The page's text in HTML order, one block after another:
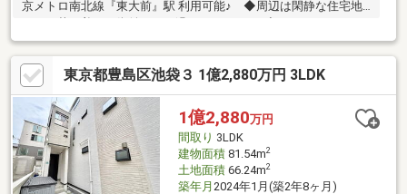
京メトロ南北線『東大前』駅 利用可能♪ ◆周辺は閑静な住宅地
ビニ、公園等、生活環境良好♪◆同仕様モデルハウスのご案内や
建物プレゼンテーションも随時受付中♪是非、現地をご確認くださ
い！♪物件の詳細はADCAST駒込支店迄【０１２０－９１７－１９
７】♪☆━━━…‥・ ━☆━ ・‥…━━━☆
東京都豊島区池袋３ 1億2,880万円 3LDK
1億2,880万円
間取り 3LDK
建物面積81.54m2
土地面積66.24m2
築年月 2024年1月(築2年8ヶ月)